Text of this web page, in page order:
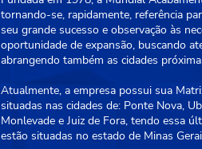
tornando-se, rapidamente, referência
seu grande sucesso e observação às
oportunidade de expansão, buscando
abrangendo também as cidades
Atualmente, a empresa possui sua
situadas nas cidades de: Ponte Nova,
Monlevade e Juiz de Fora, tendo essa
estão situadas no estado de Minas